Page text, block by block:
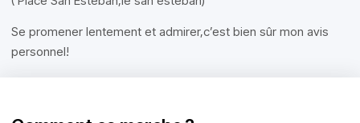
Se promener lentement et admirer,c’est bien sûr mon avis
personnel!